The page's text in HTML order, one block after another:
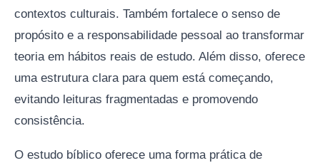
contextos culturais. Também fortalece o senso de
propósito e a responsabilidade pessoal ao transformar
teoria em hábitos reais de estudo. Além disso, oferece
uma estrutura clara para quem está começando,
evitando leituras fragmentadas e promovendo
consistência.
O estudo bíblico oferece uma forma prática de